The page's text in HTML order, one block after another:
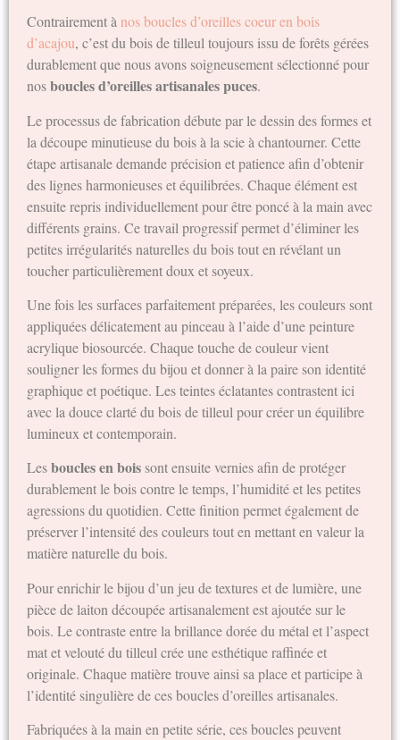
Contrairement à nos boucles d’oreilles coeur en bois
d’acajou, c’est du bois de tilleul toujours issu de forêts gérées
durablement que nous avons soigneusement sélectionné pour
nosboucles d’oreilles artisanales puces.
Le processus de fabrication débute par le dessin des formes et
la découpe minutieuse du bois à la scie à chantourner. Cette
étape artisanale demande précision et patience afin d’obtenir
des lignes harmonieuses et équilibrées. Chaque élément est
ensuite repris individuellement pour être poncé à la main avec
différents grains. Ce travail progressif permet d’éliminer les
petites irrégularités naturelles du bois tout en révélant un
toucher particulièrement doux et soyeux.
Une fois les surfaces parfaitement préparées, les couleurs sont
appliquées délicatement au pinceau à l’aide d’une peinture
acrylique biosourcée. Chaque touche de couleur vient
souligner les formes du bijou et donner à la paire son identité
graphique et poétique. Les teintes éclatantes contrastent ici
avec la douce clarté du bois de tilleul pour créer un équilibre
lumineux et contemporain.
Lesboucles en bois sont ensuite vernies afin de protéger
durablement le bois contre le temps, l’humidité et les petites
agressions du quotidien. Cette finition permet également de
préserver l’intensité des couleurs tout en mettant en valeur la
matière naturelle du bois.
Pour enrichir le bijou d’un jeu de textures et de lumière, une
pièce de laiton découpée artisanalement est ajoutée sur le
bois. Le contraste entre la brillance dorée du métal et l’aspect
mat et velouté du tilleul crée une esthétique raffinée et
originale. Chaque matière trouve ainsi sa place et participe à
l’identité singulière de ces boucles d’oreilles artisanales.
Fabriquées à la main en petite série, ces boucles peuvent